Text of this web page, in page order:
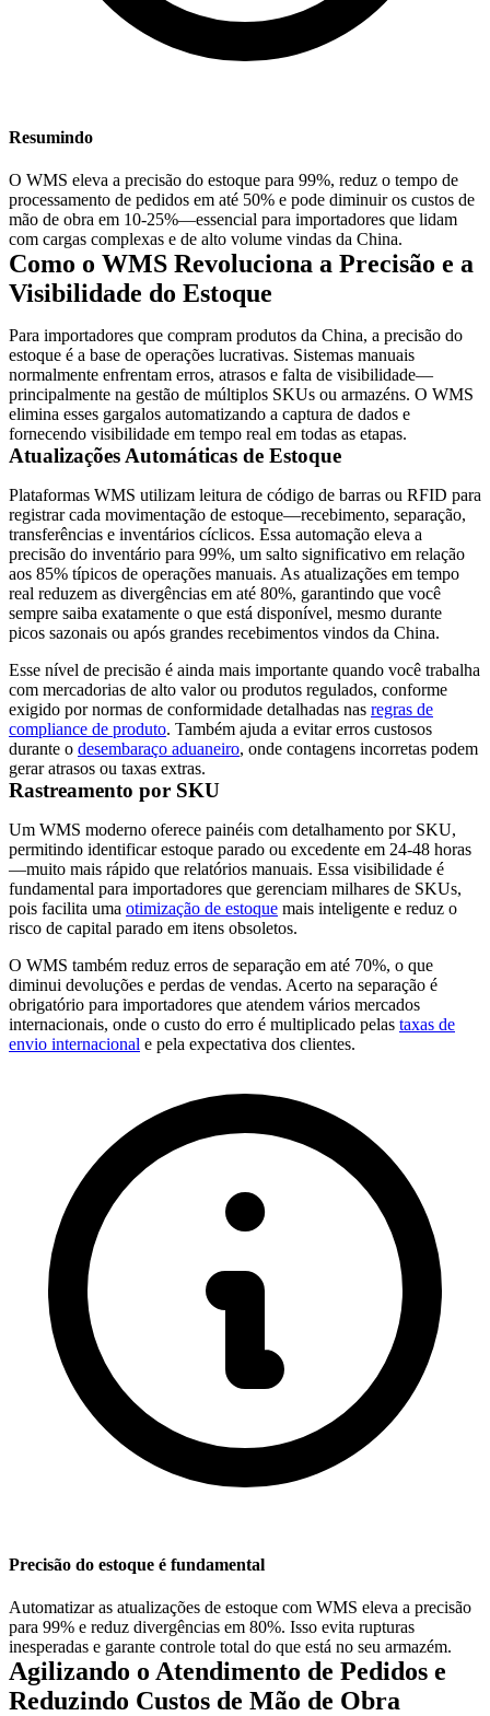
Resumindo
O WMS eleva a precisão do estoque para 99%, reduz o tempo de
processamento de pedidos em até 50% e pode diminuir os custos de
mão de obra em 10-25%—essencial para importadores que lidam
com cargas complexas e de alto volume vindas da China.
Como o WMS Revoluciona a Precisão e a
Visibilidade do Estoque
Para importadores que compram produtos da China, a precisão do
estoque é a base de operações lucrativas. Sistemas manuais
normalmente enfrentam erros, atrasos e falta de visibilidade—
principalmente na gestão de múltiplos SKUs ou armazéns. O WMS
elimina esses gargalos automatizando a captura de dados e
fornecendo visibilidade em tempo real em todas as etapas.
Atualizações Automáticas de Estoque
Plataformas WMS utilizam leitura de código de barras ou RFID para
registrar cada movimentação de estoque—recebimento, separação,
transferências e inventários cíclicos. Essa automação eleva a
precisão do inventário para 99%, um salto significativo em relação
aos 85% típicos de operações manuais. As atualizações em tempo
real reduzem as divergências em até 80%, garantindo que você
sempre saiba exatamente o que está disponível, mesmo durante
picos sazonais ou após grandes recebimentos vindos da China.
Esse nível de precisão é ainda mais importante quando você trabalha
com mercadorias de alto valor ou produtos regulados, conforme
exigido por normas de conformidade detalhadas nas regras de
compliance de produto. Também ajuda a evitar erros custosos
durante o desembaraço aduaneiro, onde contagens incorretas podem
gerar atrasos ou taxas extras.
Rastreamento por SKU
Um WMS moderno oferece painéis com detalhamento por SKU,
permitindo identificar estoque parado ou excedente em 24-48 horas
—muito mais rápido que relatórios manuais. Essa visibilidade é
fundamental para importadores que gerenciam milhares de SKUs,
pois facilita uma otimização de estoque mais inteligente e reduz o
risco de capital parado em itens obsoletos.
O WMS também reduz erros de separação em até 70%, o que
diminui devoluções e perdas de vendas. Acerto na separação é
obrigatório para importadores que atendem vários mercados
internacionais, onde o custo do erro é multiplicado pelas taxas de
envio internacional e pela expectativa dos clientes.
Precisão do estoque é fundamental
Automatizar as atualizações de estoque com WMS eleva a precisão
para 99% e reduz divergências em 80%. Isso evita rupturas
inesperadas e garante controle total do que está no seu armazém.
Agilizando o Atendimento de Pedidos e
Reduzindo Custos de Mão de Obra